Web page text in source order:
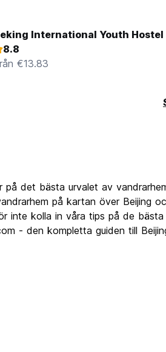
International Youth Hostel
8.8
€13.83
det bästa urvalet av
på kartan över Beijing
inte kolla in våra tips på de
- den kompletta guiden till